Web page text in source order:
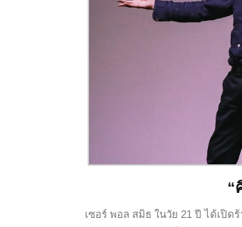
“
เซอร์ พอล สมิธ ในวัย 21 ปี ได้เปิด